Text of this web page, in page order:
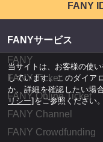
FANY
FANYサービス
FANY
FANY Ticket
FANY Online Ticket
FANY Channel
FANY Crowdfunding
当サイトは、お客様の使
しています。このダイア
か、詳細を確認したい場合
リシー]をご参照ください。